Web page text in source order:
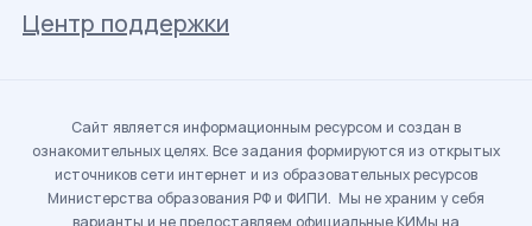
Центр поддержки
Сайт является информационным ресурсом и создан в
ознакомительных целях. Все задания формируются из открытых
источников сети интернет и из образовательных ресурсов
Министерства образования РФ и ФИПИ. Мы не храним у себя
варианты и не предоставляем официальные КИМы на